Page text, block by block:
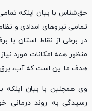
حق‌شناس با بیان اینکه تمامی
تمامی نیروهای امدادی و
در برخی از نقاط استان با
منظور همه امکانات مورد
هدف ما این است که آب، برق
وی همچنین با بیان اینکه
رسیدگی به روند درمانی